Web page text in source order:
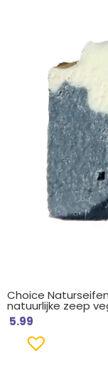
Choice
natuurlijke zeep
5.99